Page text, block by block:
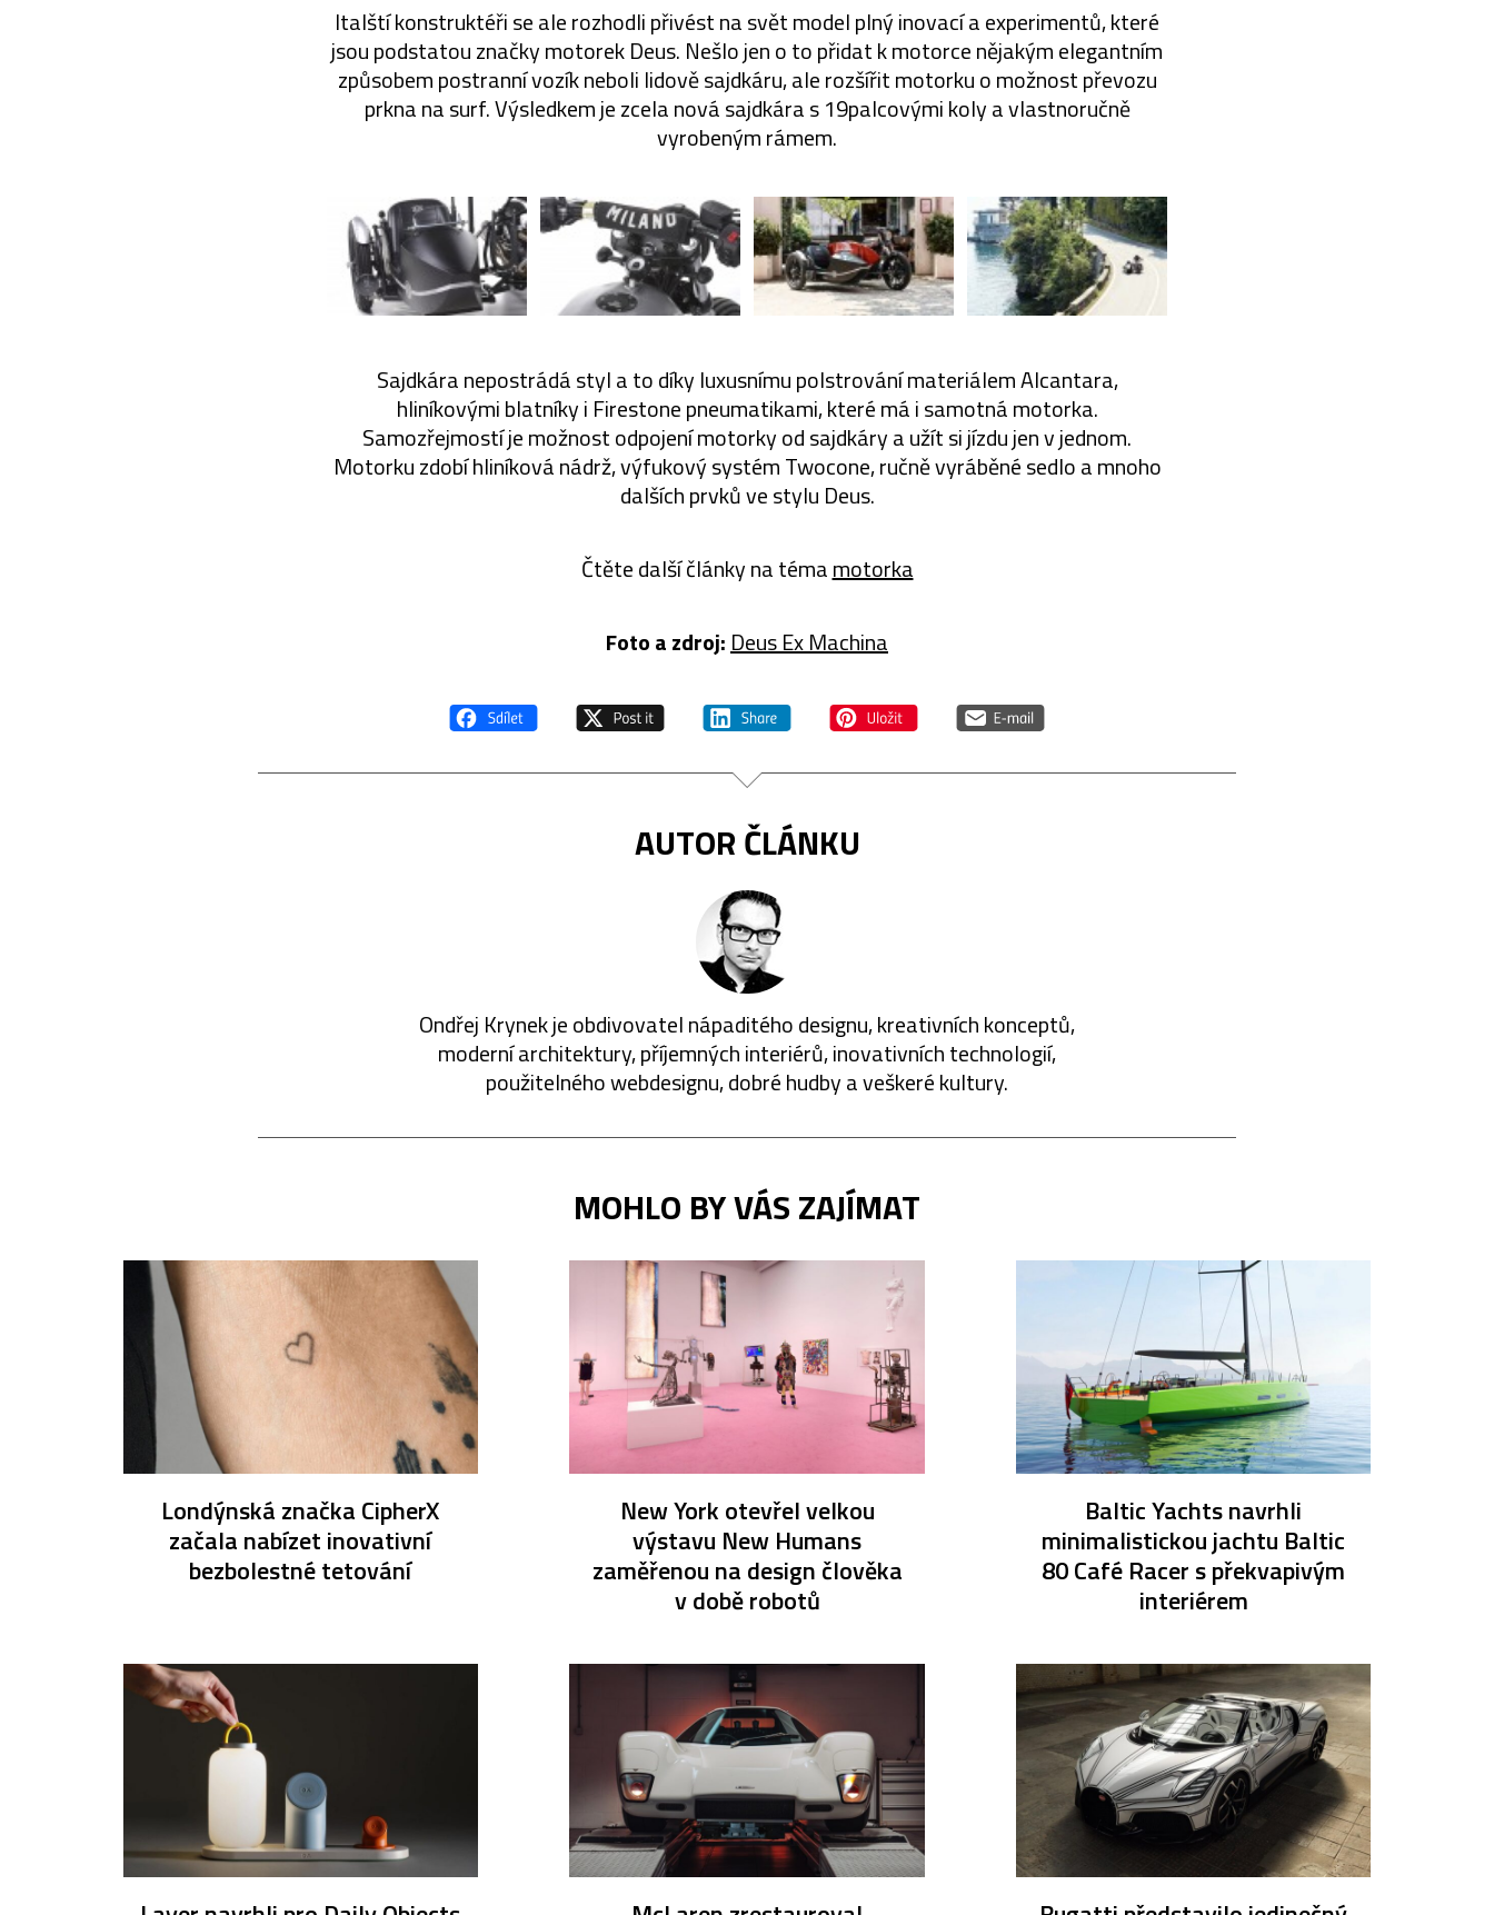
Italští konstruktéři se ale rozhodli přivést na svět model plný inovací a experimentů, které
jsou podstatou značky motorek Deus. Nešlo jen o to přidat k motorce nějakým elegantním
způsobem postranní vozík neboli lidově sajdkáru, ale rozšířit motorku o možnost převozu
prkna na surf. Výsledkem je zcela nová sajdkára s 19palcovými koly a vlastnoručně
vyrobeným rámem.
Sajdkára nepostrádá styl a to díky luxusnímu polstrování materiálem Alcantara,
hliníkovými blatníky i Firestone pneumatikami, které má i samotná motorka.
Samozřejmostí je možnost odpojení motorky od sajdkáry a užít si jízdu jen v jednom.
Motorku zdobí hliníková nádrž, výfukový systém Twocone, ručně vyráběné sedlo a mnoho
dalších prvků ve stylu Deus.
Čtěte další články na témamotorka
Foto a zdroj:Deus Ex Machina
AUTOR ČLÁNKU
Ondřej Krynek je obdivovatel nápaditého designu, kreativních konceptů,
moderní architektury, příjemných interiérů, inovativních technologií,
použitelného webdesignu, dobré hudby a veškeré kultury.
MOHLO BY VÁS ZAJÍMAT
Londýnská značka CipherX
začala nabízet inovativní
bezbolestné tetování
New York otevřel velkou
výstavu New Humans
zaměřenou na design člověka
v době robotů
Baltic Yachts navrhli
minimalistickou jachtu Baltic
80 Café Racer s překvapivým
interiérem